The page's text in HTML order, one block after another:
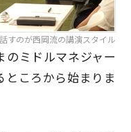
すのが西岡流の講演スタイル
のミドルマネジャー
ところから始まりま